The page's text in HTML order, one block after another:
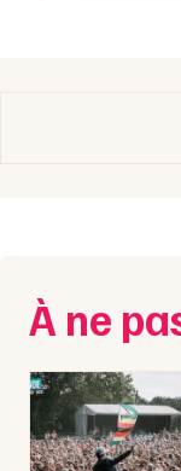
Choisir mes
À ne